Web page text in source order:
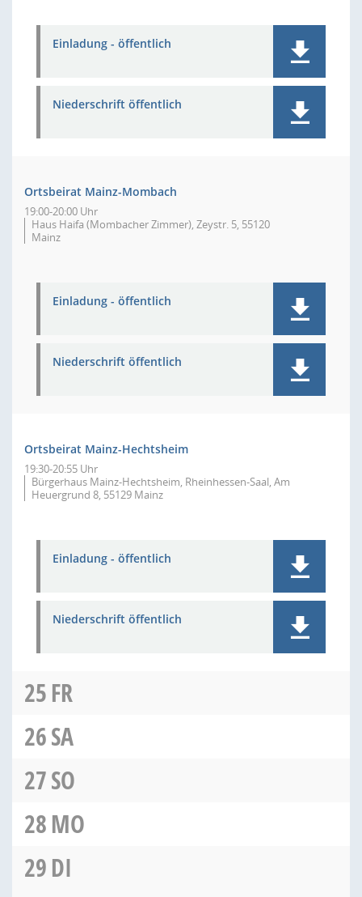
Einladung - öffentlich
Niederschrift öffentlich
Ortsbeirat Mainz-Mombach
19:00-20:00 Uhr
Haus Haifa (Mombacher Zimmer), Zeystr. 5, 55120
Mainz
Einladung - öffentlich
Niederschrift öffentlich
Ortsbeirat Mainz-Hechtsheim
19:30-20:55 Uhr
Bürgerhaus Mainz-Hechtsheim, Rheinhessen-Saal, Am
Heuergrund 8, 55129 Mainz
Einladung - öffentlich
Niederschrift öffentlich
25FR
26SA
27SO
28MO
29DI